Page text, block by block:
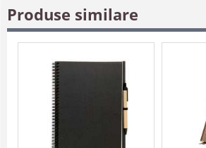
Produse similare